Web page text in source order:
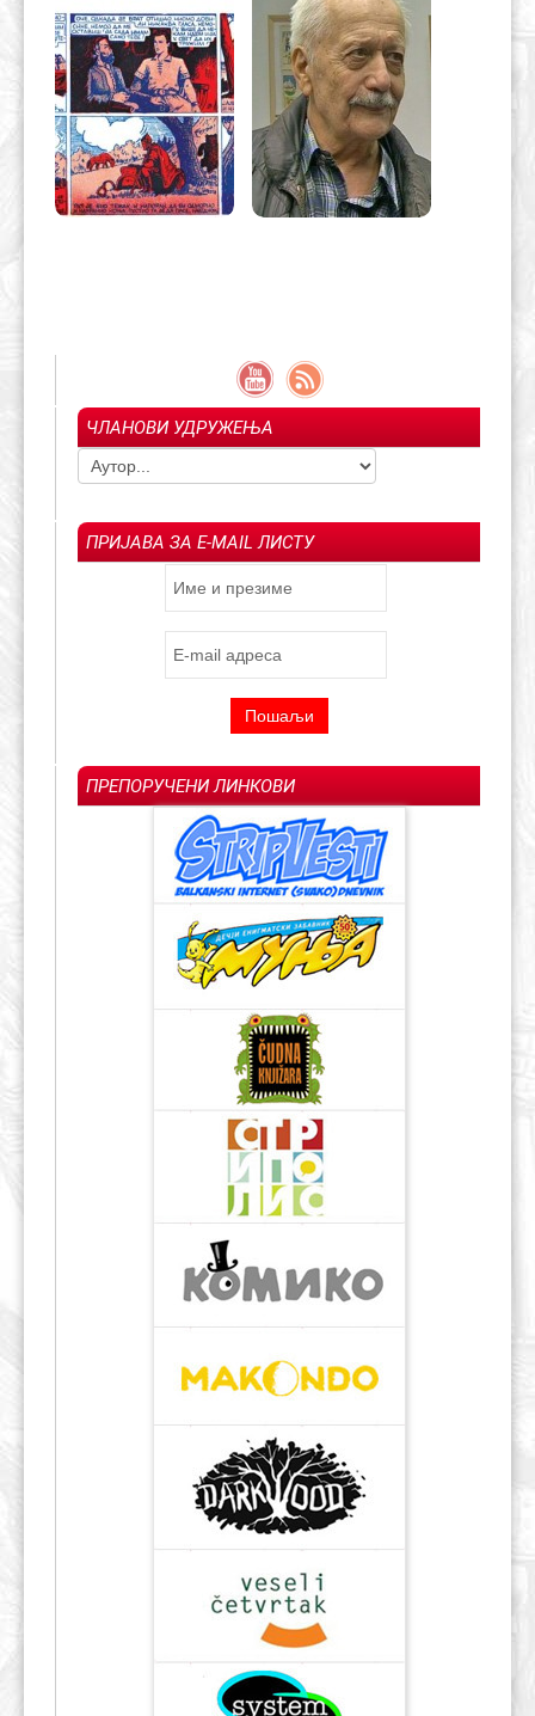
ЧЛАНОВИ УДРУЖЕЊА
ПРИЈАВА ЗА E-MAIL ЛИСТУ
ПРЕПОРУЧЕНИ ЛИНКОВИ